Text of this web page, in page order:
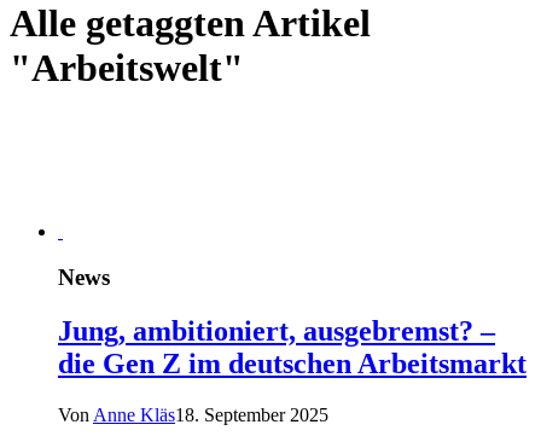
Alle getaggten Artikel
"Arbeitswelt"
News
Jung, ambitioniert, ausgebremst? –
die Gen Z im deutschen Arbeitsmarkt
Von Anne Kläs18. September 2025